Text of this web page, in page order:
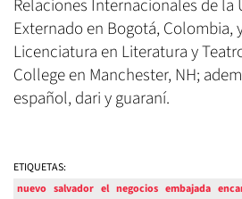
Relaciones Internacionales de la
Externado en Bogotá, Colombia,
Licenciatura en Literatura y
College en Manchester, NH;
español, dari y guaraní.
ETIQUETAS:
nuevo salvador el negocios embajada